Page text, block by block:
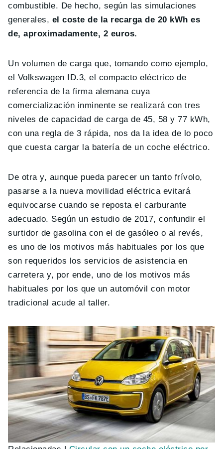
combustible. De hecho, según las simulaciones
generales, el coste de la recarga de 20 kWh es
de, aproximadamente, 2 euros.
Un volumen de carga que, tomando como ejemplo,
el Volkswagen ID.3, el compacto eléctrico de
referencia de la firma alemana cuya
comercialización inminente se realizará con tres
niveles de capacidad de carga de 45, 58 y 77 kWh,
con una regla de 3 rápida, nos da la idea de lo poco
que cuesta cargar la batería de un coche eléctrico.
De otra y, aunque pueda parecer un tanto frívolo,
pasarse a la nueva movilidad eléctrica evitará
equivocarse cuando se reposta el carburante
adecuado. Según un estudio de 2017, confundir el
surtidor de gasolina con el de gasóleo o al revés,
es uno de los motivos más habituales por los que
son requeridos los servicios de asistencia en
carretera y, por ende, uno de los motivos más
habituales por los que un automóvil con motor
tradicional acude al taller.